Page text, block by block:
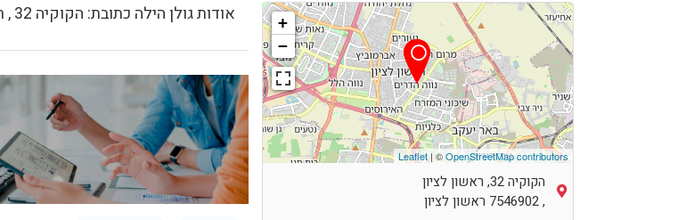
+
−
Leaflet | ©OpenStreetMap contributors
הקוקיה 32, ראשון לציון
,
7546902 ראשון לציון
אודות גולן הילה כתובת: הקוקיה 32 , ראשון לציון